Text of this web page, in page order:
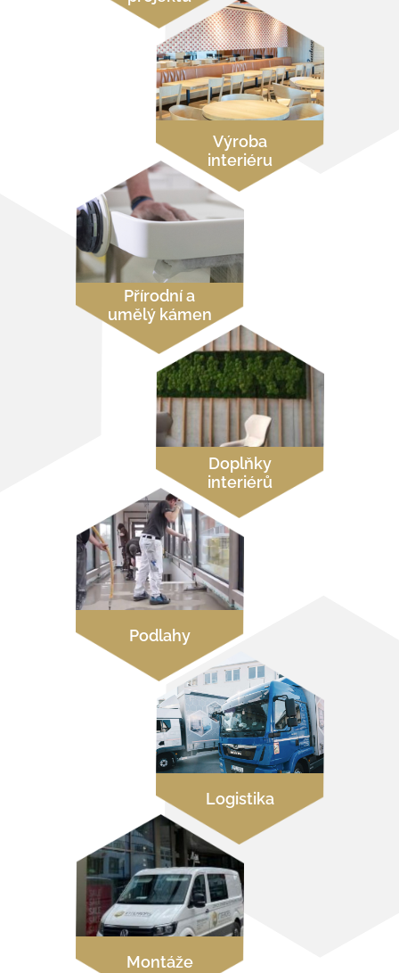
Výroba
interiéru
Přírodní a
umělý kámen
Doplňky
interiérů
Podlahy
Logistika
Montáže